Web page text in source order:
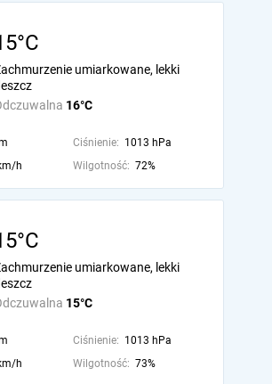
16°C
umiarkowane, lekki
Ciśnienie: 1013 hPa
h Wilgotność: 72%
15°C
umiarkowane, lekki
Ciśnienie: 1013 hPa
h Wilgotność: 73%